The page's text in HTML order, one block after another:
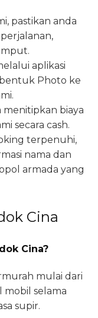
pastikan anda
aplikasi
Photo ke
menitipkan biaya
secara cash.
terpenuhi,
nama dan
armada yang
Cina
Cina?
mulai dari
selama
supir.